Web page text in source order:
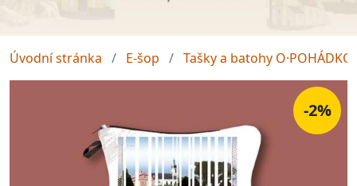
Úvodní stránka E-šop Tašky a batohy
-2%